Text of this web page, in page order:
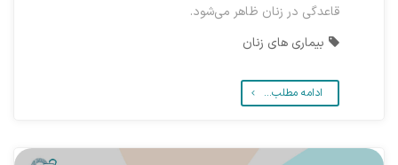
قاعدگی در زنان ظاهر می‌شود.
بیماری های زنان
ادامه مطلب...